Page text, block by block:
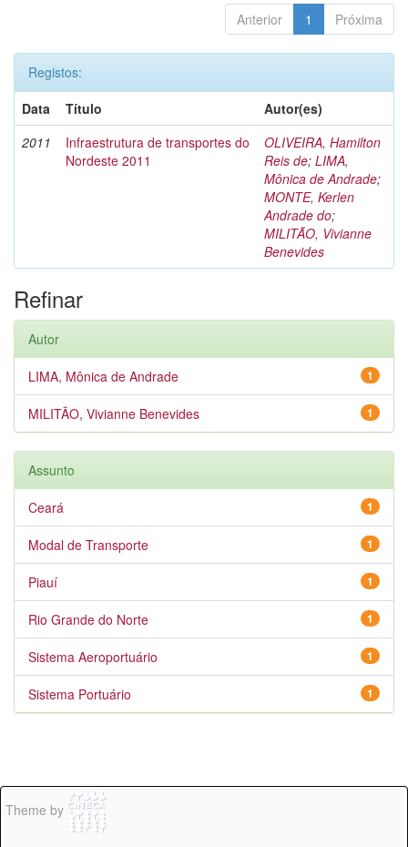
Anterior 1 Próxima
Registos:
Data
Título
Autor(es)
2011
Infraestrutura de transportes do
Nordeste 2011
OLIVEIRA, Hamilton
Reis de; LIMA,
Mônica de Andrade;
MONTE, Kerlen
Andrade do;
MILITÃO, Vivianne
Benevides
Refinar
Autor
1
LIMA, Mônica de Andrade
1
MILITÃO, Vivianne Benevides
Assunto
1
Ceará
1
Modal de Transporte
1
Piauí
1
Rio Grande do Norte
1
Sistema Aeroportuário
1
Sistema Portuário
Theme by